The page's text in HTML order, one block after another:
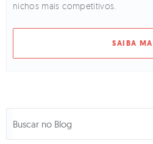
nichos mais competitivos.
SAIBA